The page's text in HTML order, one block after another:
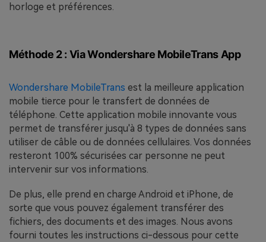
horloge et préférences.
Méthode 2 : Via Wondershare MobileTrans App
Wondershare MobileTrans est la meilleure application
mobile tierce pour le transfert de données de
téléphone. Cette application mobile innovante vous
permet de transférer jusqu'à 8 types de données sans
utiliser de câble ou de données cellulaires. Vos données
resteront 100% sécurisées car personne ne peut
intervenir sur vos informations.
De plus, elle prend en charge Android et iPhone, de
sorte que vous pouvez également transférer des
fichiers, des documents et des images. Nous avons
fourni toutes les instructions ci-dessous pour cette